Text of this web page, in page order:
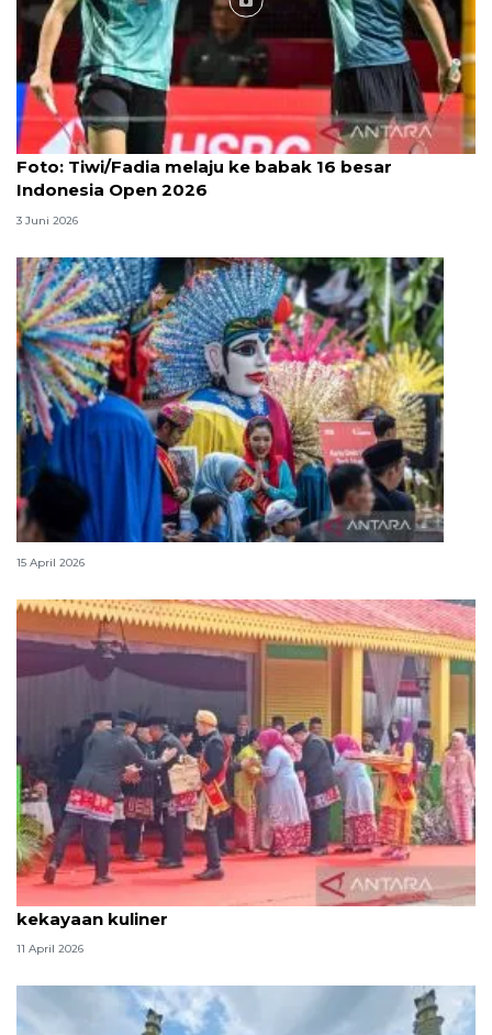
Foto
Foto: Tiwi/Fadia melaju ke babak 16 besar
Indonesia Open 2026
3 Juni 2026
Lebaran Betawi, harmoni tradisi dan kota global
15 April 2026
Tradisi hantaran Lebaran Betawi simbol bakti dan
kekayaan kuliner
11 April 2026